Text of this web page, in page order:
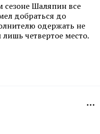
сезоне Шаляпин все
добраться до
одержать не
четвертое место.